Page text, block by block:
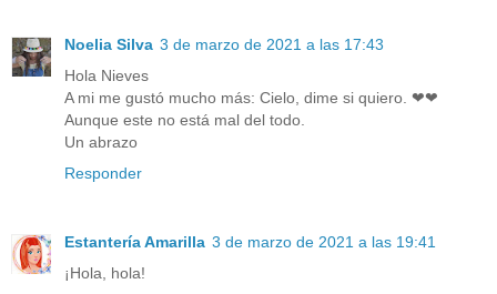
Noelia Silva 3 de marzo de 2021 a las 17:43
Hola Nieves
A mi me gustó mucho más: Cielo, dime si quiero. ❤❤
Aunque este no está mal del todo.
Un abrazo
Responder
Estantería Amarilla 3 de marzo de 2021 a las 19:41
¡Hola, hola!